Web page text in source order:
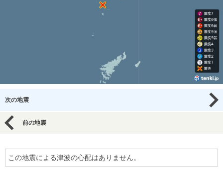
次の地震
前の地震
この地震による津波の心配はありません。